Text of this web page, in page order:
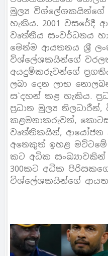
මූල්‍ය විශ්ලේශකයින්ගේ
හැකිය. 2001
වෘත්තීය සංවර්ධනය
මෙන්ම ආයතනය ශ‍්‍රී
විශ්ලේශකයින්ගේ
අයදුම්කරුවන්ගේ
ලබා දෙන ලාභ
ස`දහන් කළ හැකිය.
ප‍්‍රධාන මූල්‍ය
කළමනාකරුවන්,
වෘත්තිකයින්, ආයෝජන
අනෙකුත් ඉහළ
කට අධික
300කට අධික
විශ්ලේශකයින්ගේ